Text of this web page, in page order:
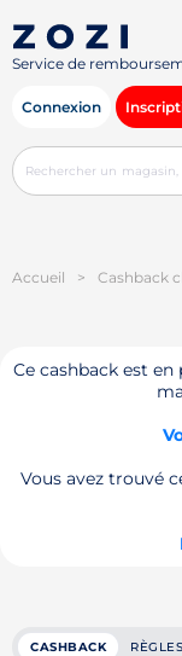
Service de
Connexion
Accueil > Cashback
Ce cashback est
Vous avez trouvé
CASHBACK